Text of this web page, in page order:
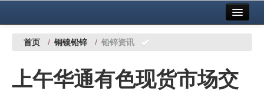
中国有色金属报社主办 广告服务
铜镍铅锌
首页 / 铜镍铅锌 / 铅锌资讯
上午华通有色现货市场交